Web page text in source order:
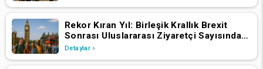
Rekor Kıran Yıl: Birleşik Krallık Brexit
Sonrası Uluslararası Ziyaretçi Sayısında
Artış Yaşadı
Detaylar